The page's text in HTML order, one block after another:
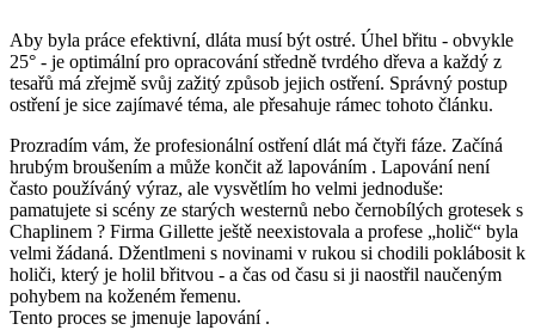
Aby byla práce efektivní, dláta musí být ostré. Úhel břitu - obvykle
25° - je optimální pro opracování středně tvrdého dřeva a každý z
tesařů má zřejmě svůj zažitý způsob jejich ostření. Správný postup
ostření je sice zajímavé téma, ale přesahuje rámec tohoto článku.
Prozradím vám, že profesionální ostření dlát má čtyři fáze. Začíná
hrubým broušením a může končit až lapováním . Lapování není
často používáný výraz, ale vysvětlím ho velmi jednoduše:
pamatujete si scény ze starých westernů nebo černobílých grotesek s
Chaplinem ? Firma Gillette ještě neexistovala a profese „holič“ byla
velmi žádaná. Džentlmeni s novinami v rukou si chodili poklábosit k
holiči, který je holil břitvou - a čas od času si ji naostřil naučeným
pohybem na koženém řemenu.
Tento proces se jmenuje lapování .